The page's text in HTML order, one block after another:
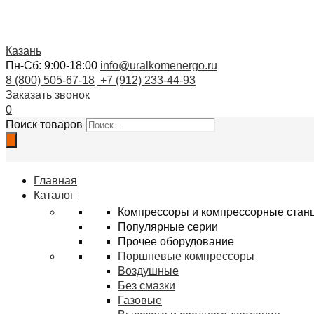
Казань
Пн-Сб: 9:00-18:00 info@uralkomenergo.ru
8 (800) 505-67-18 +7 (912) 233-44-93
Заказать звонок
0
Поиск товаров
Главная
Каталог
Компрессоры и компрессорные
Популярные серии
Прочее оборудование
Поршневые компрессоры
Воздушные
Без смазки
Газовые